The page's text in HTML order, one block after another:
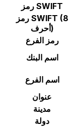
رمز SWIFT
رمز SWIFT (8
أحرف)
رمز الفرع
اسم البنك
اسم الفرع
عنوان
مدينة
دولة